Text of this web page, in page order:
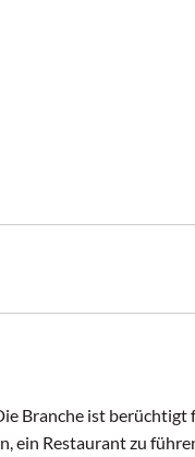
Branche ist
ein Restaurant zu